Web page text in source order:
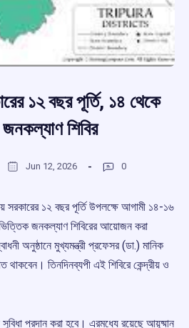
১২ বছর পূর্তি, ১৪ থেকে
শিবির
Jun 12, 2026 0
সরকারের ১২ বছর পূর্তি উপলক্ষে আগামী ১৪-১৬
জনকল্যাণ শিবিরের আয়োজন করা
অনুষ্ঠানে মুখ্যমন্ত্রী প্রফেসর (ডা.) মানিক
থাকবেন। তিনদিনব্যপী এই শিবিরে কেন্দ্রীয় ও
প্রদান করা হবে। এরমধ্যে রয়েছে আয়ুষ্মান